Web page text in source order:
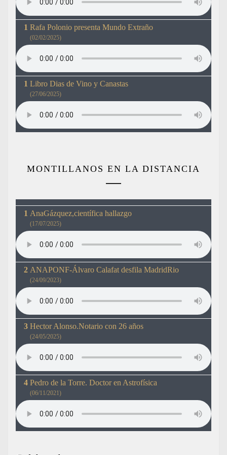
Rafa Polonio presenta Mundo Extraño
(02/02/2025)
Libro Dias de Vino y Canastas
(27/06/2025)
MONTILLANOS EN LA DISTANCIA
AnaGázquez,científica hallazgo
(17/07/2025)
ANAPONF-Álvaro Calafat desfila MadridRio
(24/09/2023)
Hector Alonso.Notario con 26 años
(24/05/2025)
Pedro de la Torre. Doctor en Astrofísica
(06/11/2021)